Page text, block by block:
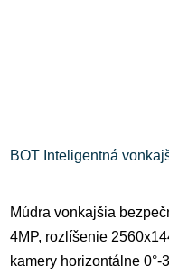
BOT Inteligentná
Múdra vonkajšia
4MP, rozlíšenie
kamery horizontálne 0°-